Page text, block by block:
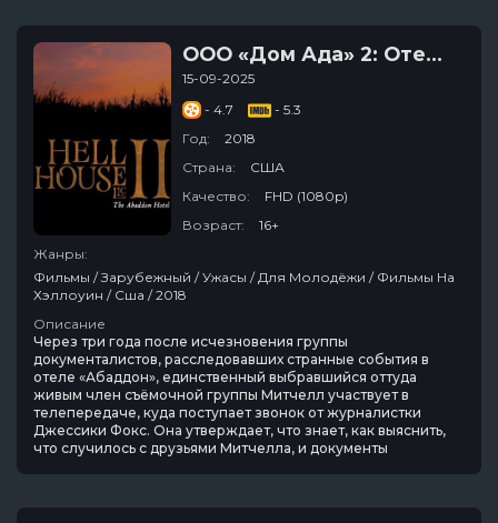
ООО «Дом Ада» 2: Отель города Абаддон
15-09-2025
- 4.7
- 5.3
Год:
2018
Страна:
США
Качество:
FHD (1080p)
Возраст:
16+
Жанры:
Фильмы / Зарубежный / Ужасы / Для Молодёжи / Фильмы На
Хэллоуин / Сша / 2018
Описание
Через три года после исчезновения группы
документалистов, расследовавших странные события в
отеле «Абаддон», единственный выбравшийся оттуда
живым член съёмочной группы Митчелл участвует в
телепередаче, куда поступает звонок от журналистки
Джессики Фокс. Она утверждает, что знает, как выяснить,
что случилось с друзьями Митчелла, и документы